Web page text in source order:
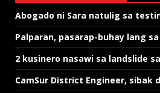
Abogado ni Sara natulig sa
Palparan, pasarap-buhay lang
2 kusinero nasawi sa landslide
CamSur District Engineer, sibak